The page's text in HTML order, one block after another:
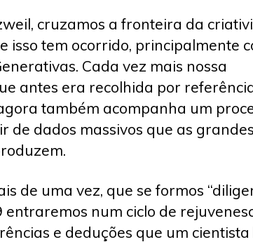
cruzamos a fronteira da
isso tem ocorrido, principalmente
Cada vez mais nossa
antes era recolhida por
também acompanha um
de dados massivos que as grandes
de uma vez, que se formos
num ciclo de
e deduções que um cientista